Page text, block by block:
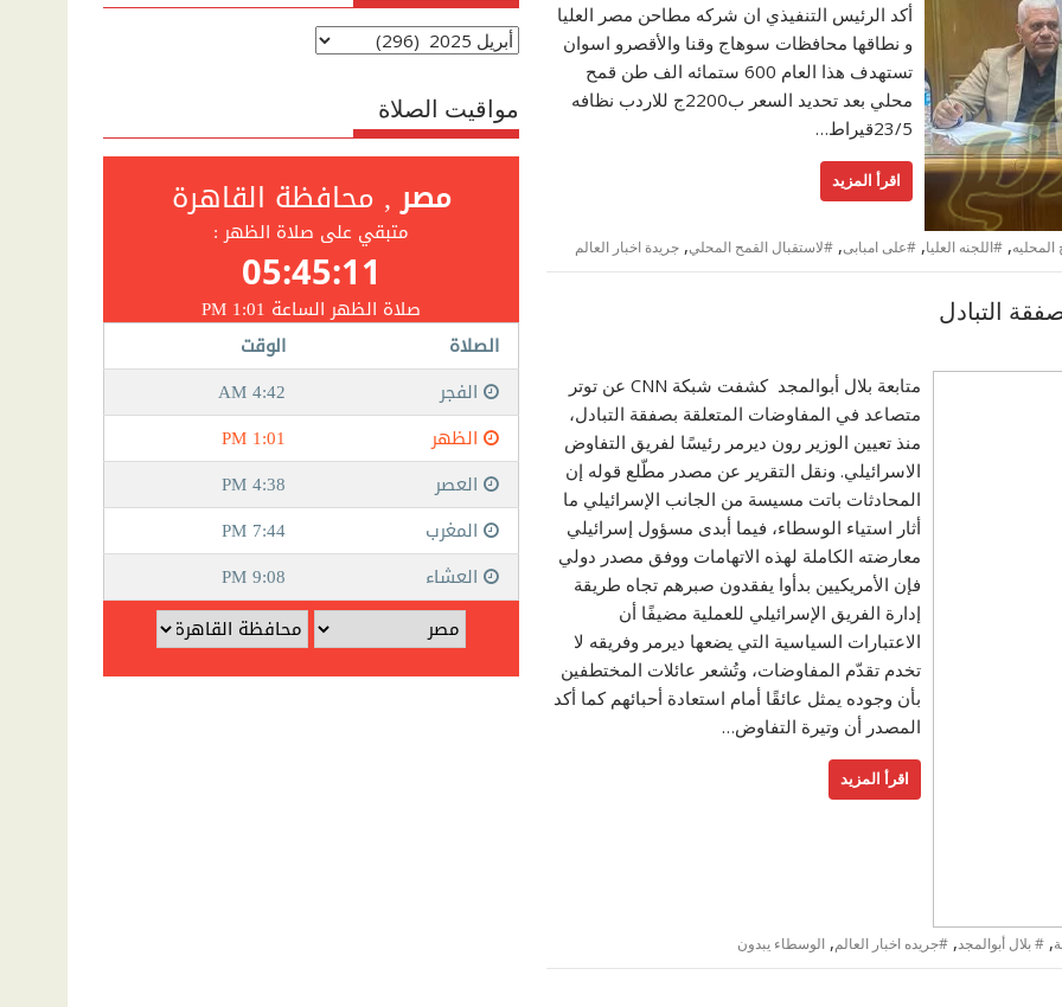
أكد الرئيس التنفيذي ان شركه مطاحن مصر العليا
و نطاقها محافظات سوهاج وقنا والأقصرو اسوان
تستهدف هذا العام 600 ستمائه الف طن قمح
محلي بعد تحديد السعر ب2200ج للاردب نظافه
23/5قيراط…
اقرأ المزيد
المحليه, #اللجنه العليا, #على امبابى, #لاستقبال القمح المحلي, جريدة اخبار العالم
التبادل
متابعة بلال أبوالمجد كشفت شبكة CNN عن توتر
متصاعد في المفاوضات المتعلقة بصفقة التبادل،
منذ تعيين الوزير رون ديرمر رئيسًا لفريق التفاوض
الاسرائيلي. ونقل التقرير عن مصدر مطّلع قوله إن
المحادثات باتت مسيسة من الجانب الإسرائيلي ما
أثار استياء الوسطاء، فيما أبدى مسؤول إسرائيلي
معارضته الكاملة لهذه الاتهامات ووفق مصدر دولي
فإن الأمريكيين بدأوا يفقدون صبرهم تجاه طريقة
إدارة الفريق الإسرائيلي للعملية مضيفًا أن
الاعتبارات السياسية التي يضعها ديرمر وفريقه لا
تخدم تقدّم المفاوضات، وتُشعر عائلات المختطفين
بأن وجوده يمثل عائقًا أمام استعادة أحبائهم كما أكد
المصدر أن وتيرة التفاوض…
اقرأ المزيد
, # بلال أبوالمجد, #جريده اخبار العالم, الوسطاء يبدون
الارشيف
مواقيت الصلاة